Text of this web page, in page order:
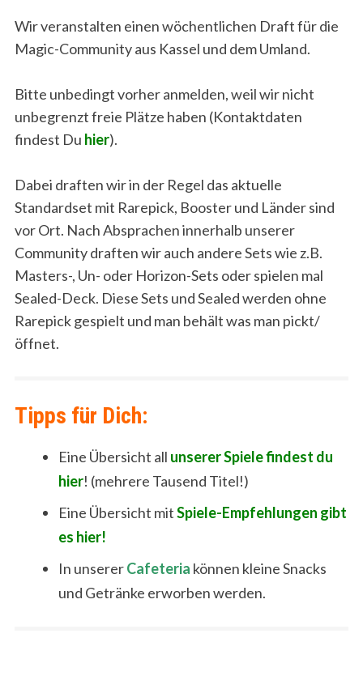
Wir veranstalten einen wöchentlichen Draft für die
Magic-Community aus Kassel und dem Umland.
Bitte unbedingt vorher anmelden, weil wir nicht
unbegrenzt freie Plätze haben (Kontaktdaten
findest Du hier).
Dabei draften wir in der Regel das aktuelle
Standardset mit Rarepick, Booster und Länder sind
vor Ort. Nach Absprachen innerhalb unserer
Community draften wir auch andere Sets wie z.B.
Masters-, Un- oder Horizon-Sets oder spielen mal
Sealed-Deck. Diese Sets und Sealed werden ohne
Rarepick gespielt und man behält was man pickt/
öffnet.
Tipps für Dich:
Eine Übersicht all unserer Spiele findest du
hier! (mehrere Tausend Titel!)
Eine Übersicht mitSpiele-Empfehlungen gibt
es hier!
In unsererCafeteria können kleine Snacks
und Getränke erworben werden.